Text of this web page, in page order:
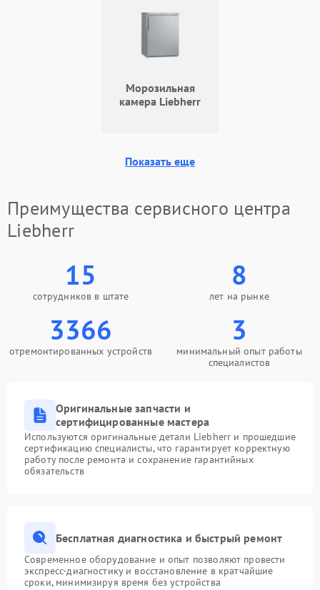
Морозильная
камера Liebherr
Показать еще
Преимущества сервисного центра
Liebherr
15
сотрудников в штате
8
лет на рынке
3366
отремонтированных устройств
3
минимальный опыт работы
специалистов
Оригинальные запчасти и
сертифицированные мастера
Используются оригинальные детали Liebherr и прошедшие
сертификацию специалисты, что гарантирует корректную
работу после ремонта и сохранение гарантийных
обязательств
Бесплатная диагностика и быстрый ремонт
Современное оборудование и опыт позволяют провести
экспресс-диагностику и восстановление в кратчайшие
сроки, минимизируя время без устройства